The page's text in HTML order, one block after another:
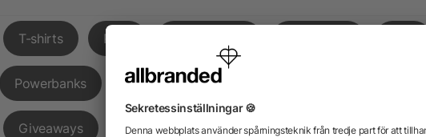
T-shirts Påsk
Powerbanks Godispåsar
Giveaways Expressleverans Marknadsföring objekt